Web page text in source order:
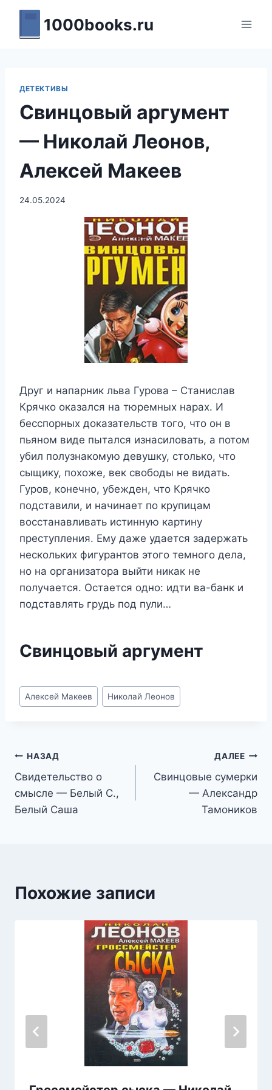
Перейти
содержимому
1000books.ru
ДЕТЕКТИВЫ
Свинцовый аргумент
— Николай Леонов,
Алексей Макеев
24.05.2024
Друг и напарник льва Гурова – Станислав
Крячко оказался на тюремных нарах. И
бесспорных доказательств того, что он в
пьяном виде пытался изнасиловать, а потом
убил полузнакомую девушку, столько, что
сыщику, похоже, век свободы не видать.
Гуров, конечно, убежден, что Крячко
подставили, и начинает по крупицам
восстанавливать истинную картину
преступления. Ему даже удается задержать
нескольких фигурантов этого темного дела,
но на организатора выйти никак не
получается. Остается одно: идти ва-банк и
подставлять грудь под пули…
Свинцовый аргумент
Метки
записи:
Алексей Макеев Николай Леонов
Навигация
по
записям
НАЗАД
Свидетельство о
смысле — Белый С.,
Белый Саша
ДАЛЕЕ
Свинцовые сумерки
— Александр
Тамоников
Похожие записи